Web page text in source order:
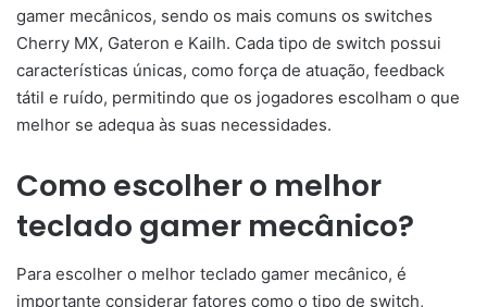
gamer mecânicos, sendo os mais comuns os switches
Cherry MX, Gateron e Kailh. Cada tipo de switch possui
características únicas, como força de atuação, feedback
tátil e ruído, permitindo que os jogadores escolham o que
melhor se adequa às suas necessidades.
Como escolher o melhor
teclado gamer mecânico?
Para escolher o melhor teclado gamer mecânico, é
importante considerar fatores como o tipo de switch,